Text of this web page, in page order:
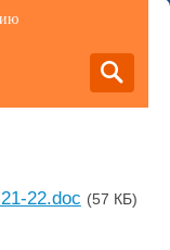
22.doc (57 КБ)